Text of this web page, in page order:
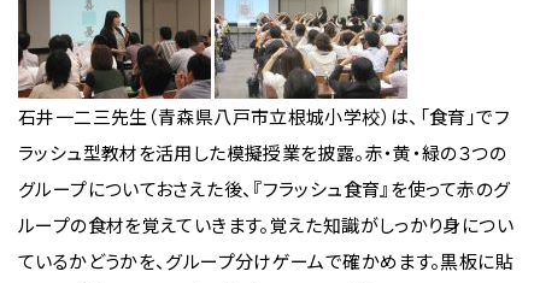
石井一二三先生（青森県八戸市立根城小学校）は、「食育」でフ
ラッシュ型教材を活用した模擬授業を披露。赤・黄・緑の３つの
グループについておさえた後、『フラッシュ食育』を使って赤のグ
ループの食材を覚えていきます。覚えた知識がしっかり身につい
ているかどうかを、グループ分けゲームで確かめます。黒板に貼